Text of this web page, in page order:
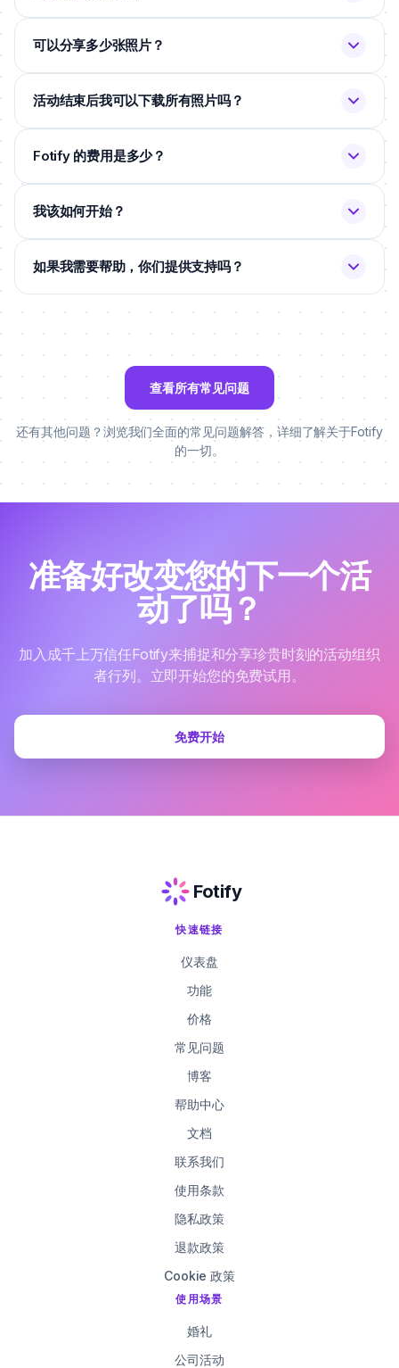
可以分享多少张照片？
活动结束后我可以下载所有照片吗？
Fotify 的费用是多少？
我该如何开始？
如果我需要帮助，你们提供支持吗？
查看所有常见问题
还有其他问题？浏览我们全面的常见问题解答，详细了解关于Fotify
的一切。
准备好改变您的下一个活
动了吗？
加入成千上万信任Fotify来捕捉和分享珍贵时刻的活动组织
者行列。立即开始您的免费试用。
免费开始
Fotify
快速链接
仪表盘
功能
价格
常见问题
博客
帮助中心
文档
联系我们
使用条款
隐私政策
退款政策
Cookie 政策
使用场景
婚礼
公司活动